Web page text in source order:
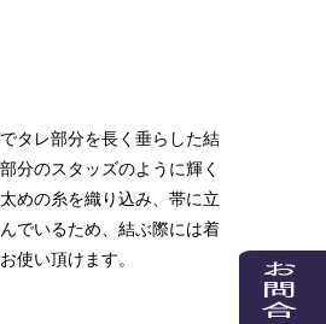
タレ部分を長く垂らした結
分のスタッズのように輝く
めの糸を織り込み、帯に立
でいるため、結ぶ際には着
使い頂けます。